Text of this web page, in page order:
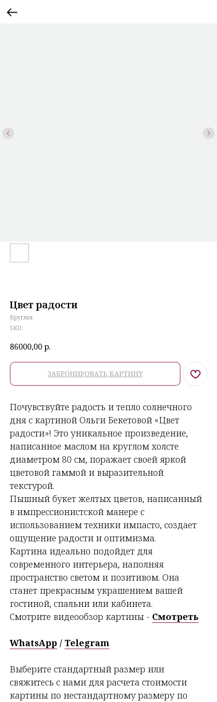
Цвет радости
Круглая
SKU:
86000,00р.
ЗАБРОНИРОВАТЬ КАРТИНУ
Почувствуйте радость и тепло солнечного
дня с картиной Ольги Бекетовой «Цвет
радости»! Это уникальное произведение,
написанное маслом на круглом холсте
диаметром 80 см, поражает своей яркой
цветовой гаммой и выразительной
текстурой.
Пышный букет желтых цветов, написанный
в импрессионистской манере с
использованием техники импасто, создает
ощущение радости и оптимизма.
Картина идеально подойдет для
современного интерьера, наполняя
пространство светом и позитивом. Она
станет прекрасным украшением вашей
гостиной, спальни или кабинета.
Смотрите видеообзор картины - Смотреть
WhatsApp / Telegram
Выберите стандартный размер или
свяжитесь с нами для расчета стоимости
картины по нестандартному размеру по